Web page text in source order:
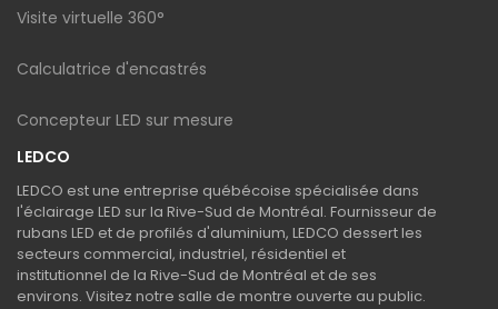
Visite virtuelle 360°
Calculatrice d'encastrés
Concepteur LED sur mesure
LEDCO
LEDCO est une entreprise québécoise spécialisée dans
l'éclairage LED sur la Rive-Sud de Montréal. Fournisseur de
rubans LED et de profilés d'aluminium, LEDCO dessert les
secteurs commercial, industriel, résidentiel et
institutionnel de la Rive-Sud de Montréal et de ses
environs. Visitez notre salle de montre ouverte au public.